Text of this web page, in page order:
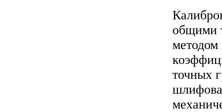
общими
методом
точных